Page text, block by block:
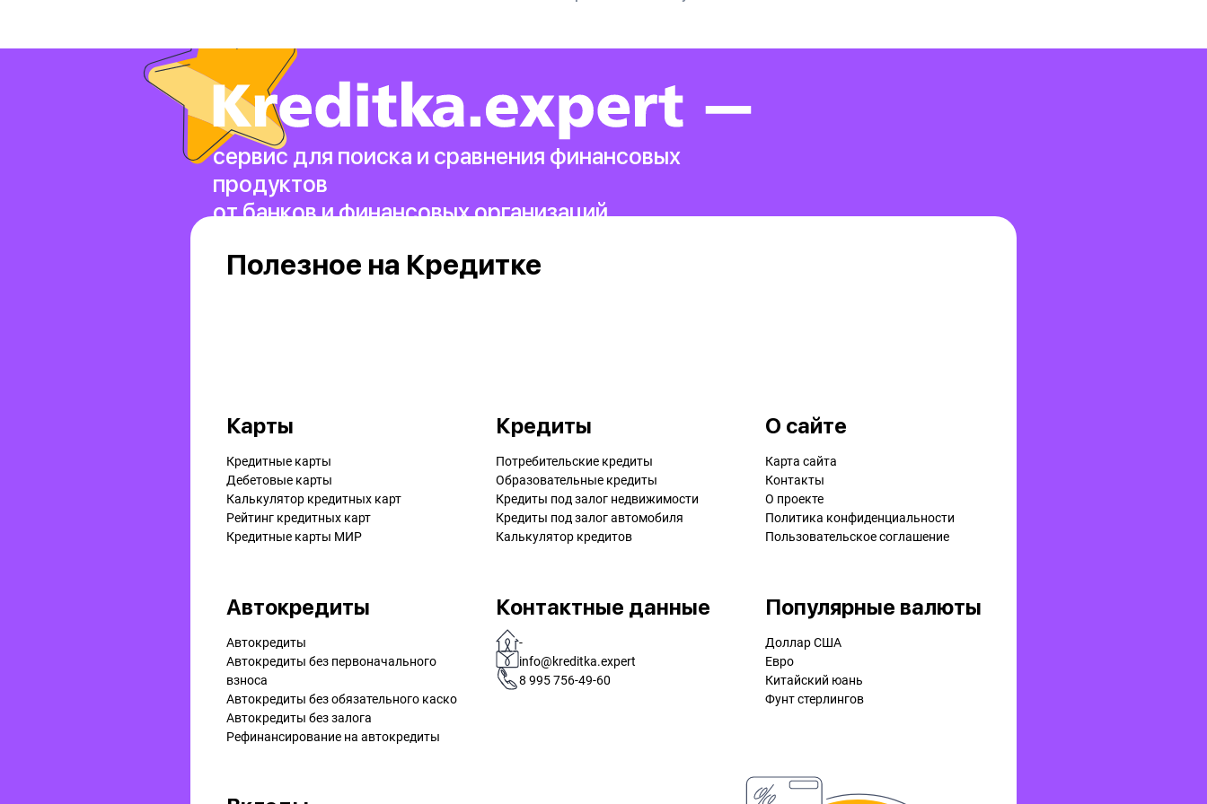
сервис для поиска и сравнения финансовых
продуктов
от банков и финансовых организаций.
Полезное на Кредитке
Карты
Кредитные карты
Дебетовые карты
Калькулятор кредитных карт
Рейтинг кредитных карт
Кредитные карты МИР
Кредиты
Потребительские кредиты
Образовательные кредиты
Кредиты под залог недвижимости
Кредиты под залог автомобиля
Калькулятор кредитов
О сайте
Карта сайта
Контакты
О проекте
Политика конфиденциальности
Пользовательское соглашение
Автокредиты
Автокредиты
Автокредиты без первоначального
взноса
Автокредиты без обязательного каско
Автокредиты без залога
Рефинансирование на aвтокредиты
Контактные данные
-
info@kreditka.expert
8 995 756-49-60
Популярные валюты
Доллар США
Евро
Китайский юань
Фунт стерлингов